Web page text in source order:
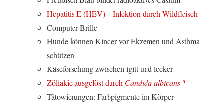
Hepatitis E (HEV) – Infektion durch Wildfleisch
Computer-Brille
Hunde können Kinder vor Ekzemen und Asthma
schützen
Käseforschung zwischen igitt und lecker
Zöliakie ausgelöst durch Candida albicans ?
Tätowierungen: Farbpigmente im Körper